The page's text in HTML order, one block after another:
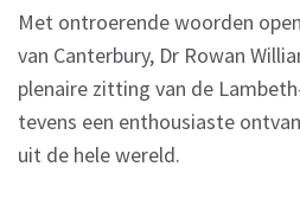
Met ontroerende woorden
van Canterbury, Dr Rowan
plenaire zitting van de
tevens een enthousiaste
uit de hele wereld.